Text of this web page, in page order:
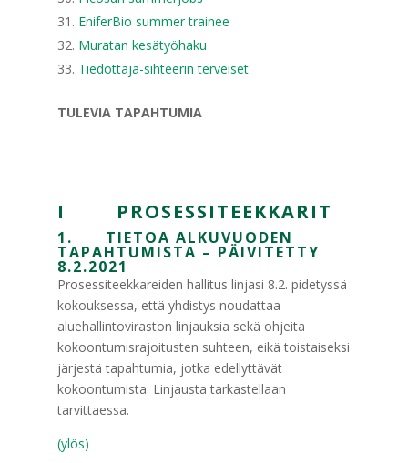
EniferBio summer trainee
Muratan kesätyöhaku
Tiedottaja-sihteerin terveiset
TULEVIA TAPAHTUMIA
I PROSESSITEEKKARIT
1. TIETOA ALKUVUODEN
TAPAHTUMISTA – PÄIVITETTY
8.2.2021
Prosessiteekkareiden hallitus linjasi 8.2. pidetyssä
kokouksessa, että yhdistys noudattaa
aluehallintoviraston linjauksia sekä ohjeita
kokoontumisrajoitusten suhteen, eikä toistaiseksi
järjestä tapahtumia, jotka edellyttävät
kokoontumista. Linjausta tarkastellaan
tarvittaessa.
(ylös)